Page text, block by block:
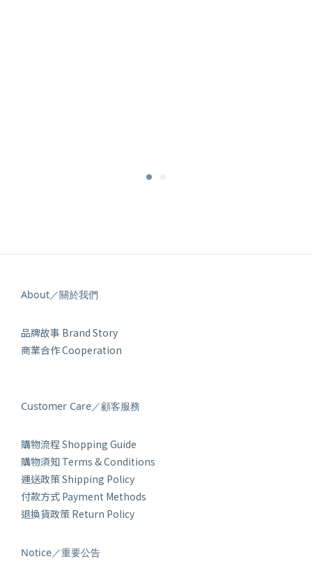
About／關於我們
品牌故事 Brand Story
商業合作 Cooperation
Customer Care／顧客服務
購物流程 Shopping Guide
購物須知 Terms & Conditions
運送政策 Shipping Policy
付款方式 Payment Methods
退換貨政策 Return Policy
Notice／重要公告